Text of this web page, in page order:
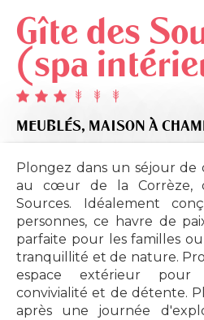
Gîte des
(spa
MEUBLÉS, MAISON À
Plongez dans un séjour
au cœur de la Corrèze,
Sources. Idéalement
personnes, ce havre de
parfaite pour les familles
tranquillité et de nature.
espace extérieur
convivialité et de détente.
après une journée